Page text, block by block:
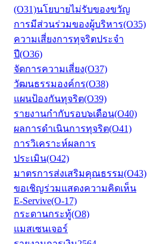
(O31)นโยบายไม่รับของขวัญ
การมีส่วนร่วมของผู้บริหาร(O35)
ความเสี่ยงการทุจริตประจำ
ปี(O36)
จัดการความเสี่ยง(O37)
วัฒนธรรมองค์กร(O38)
แผนป้องกันทุจริต(O39)
รายงานกำกับรอบ๖เดือน(O40)
ผลการดำเนินการทุจริต(O41)
การวิเคราะห์ผลการ
ประเมิน(O42)
มาตรการส่งเสริมคุณธรรม(O43)
ขอเชิญร่วมแสดงความคิดเห็น
E-Servive(O-17)
กระดานกระทู้(O8)
แมสเซนเจอร์